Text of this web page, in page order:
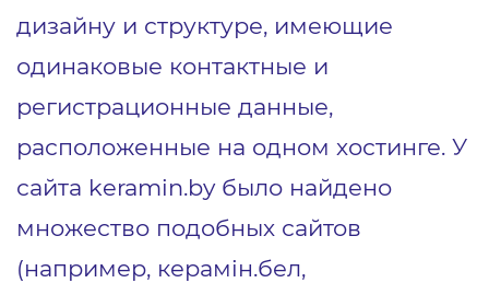
дизайну и структуре, имеющие
одинаковые контактные и
регистрационные данные,
расположенные на одном хостинге. У
сайта keramin.by было найдено
множество подобных сайтов
(например, керамiн.бел,